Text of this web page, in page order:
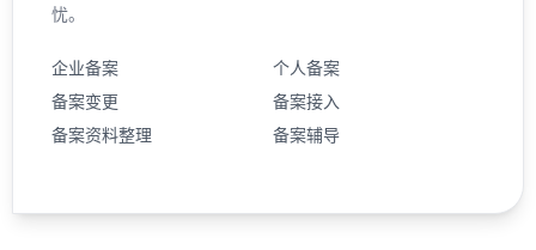
忧。
企业备案
个人备案
备案变更
备案接入
备案资料整理
备案辅导